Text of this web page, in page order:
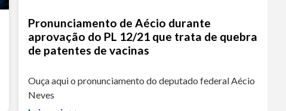
Pronunciamento de Aécio durante
aprovação do PL 12/21 que trata de quebra
de patentes de vacinas
Ouça aqui o pronunciamento do deputado federal Aécio
Neves